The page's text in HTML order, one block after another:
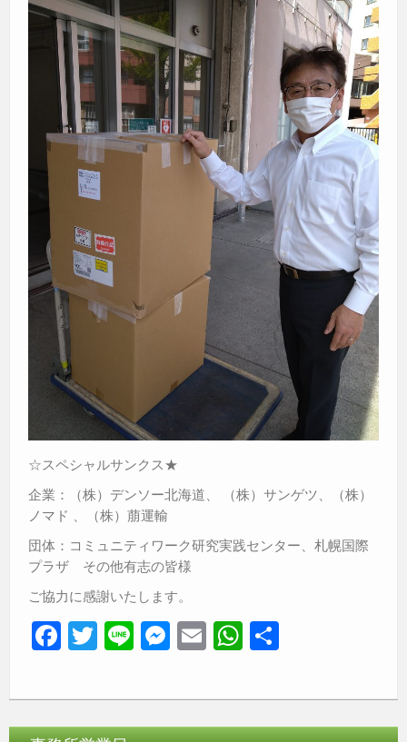
☆スペシャルサンクス★
企業：（株）デンソー北海道、 （株）サンゲツ、（株）
ノマド 、（株）萠運輸
団体：コミュニティワーク研究実践センター、札幌国際
プラザ その他有志の皆様
ご協力に感謝いたします。
F
a
c
e
T
wi
tt
er
Li
n
e
M
e
ss
e
E
m
ail
W
h
at
s